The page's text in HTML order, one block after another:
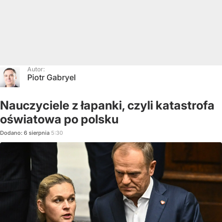
Autor:
Piotr Gabryel
Nauczyciele z łapanki, czyli katastrofa
oświatowa po polsku
Dodano: 6 sierpnia 5:30